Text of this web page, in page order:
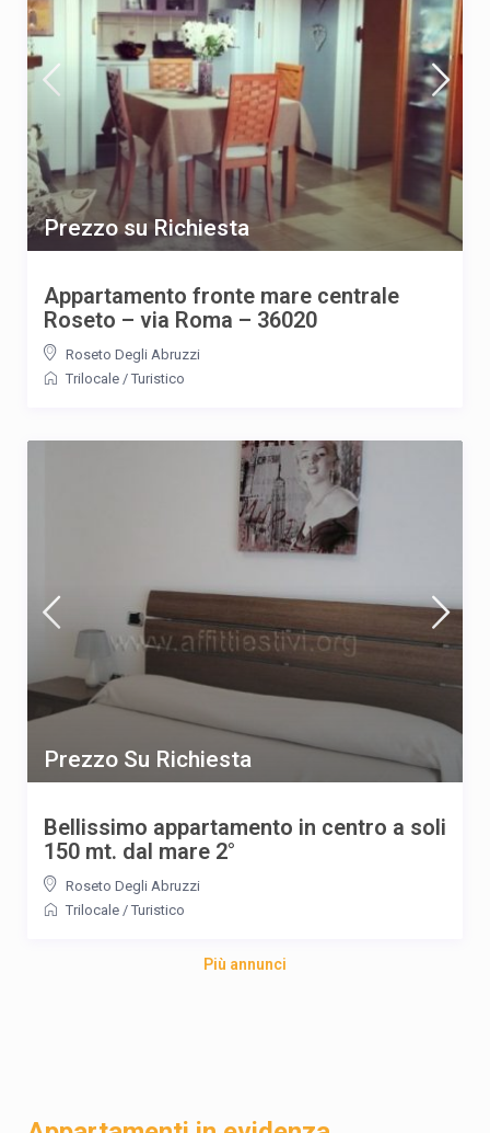
Prezzo su Richiesta
Appartamento fronte mare centrale
Roseto – via Roma – 36020
Roseto Degli Abruzzi
Trilocale / Turistico
Prezzo Su Richiesta
Bellissimo appartamento in centro a soli
150 mt. dal mare 2°
Roseto Degli Abruzzi
Trilocale / Turistico
Più annunci